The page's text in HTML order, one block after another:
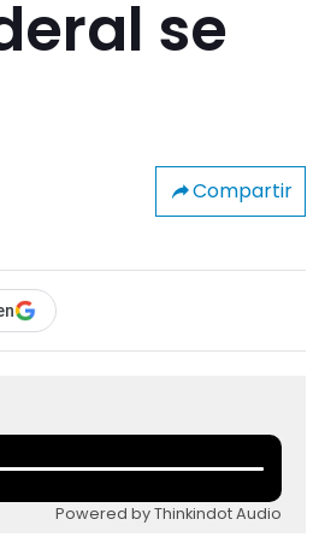
se
Compartir
Powered by Thinkindot Audio